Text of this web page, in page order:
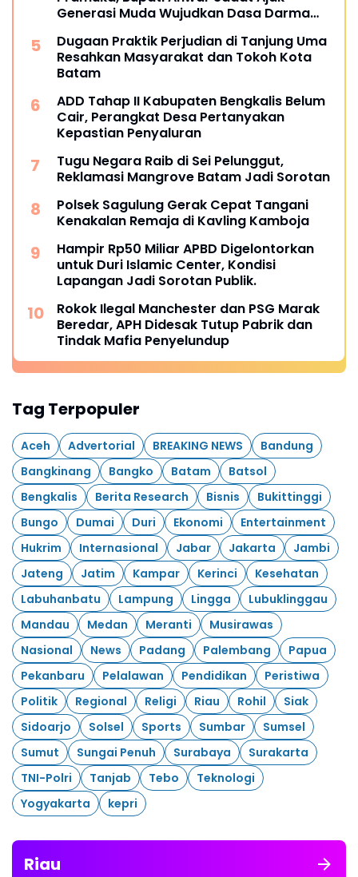
Generasi Muda Wujudkan Dasa Darma
Dugaan Praktik Perjudian di Tanjung Uma
Resahkan Masyarakat dan Tokoh Kota
Batam
ADD Tahap II Kabupaten Bengkalis Belum
Cair, Perangkat Desa Pertanyakan
Kepastian Penyaluran
Tugu Negara Raib di Sei Pelunggut,
Reklamasi Mangrove Batam Jadi Sorotan
Polsek Sagulung Gerak Cepat Tangani
Kenakalan Remaja di Kavling Kamboja
Hampir Rp50 Miliar APBD Digelontorkan
untuk Duri Islamic Center, Kondisi
Lapangan Jadi Sorotan Publik.
Rokok Ilegal Manchester dan PSG Marak
Beredar, APH Didesak Tutup Pabrik dan
Tindak Mafia Penyelundup
Tag Terpopuler
Aceh Advertorial BREAKING NEWS
Bandung
Bangkinang
Bangko Batam
Batsol
Bengkalis
Berita Research Bisnis
Bukittinggi
Bungo
Dumai Duri Ekonomi
Entertainment
Hukrim
Internasional Jabar Jakarta
Jambi
Jateng
Jatim Kampar Kerinci
Kesehatan
Labuhanbatu
Lampung Lingga
Lubuklinggau
Mandau
Medan Meranti
Musirawas
Nasional
News Padang Palembang
Papua
Pekanbaru
Pelalawan Pendidikan
Peristiwa
Politik
Regional Religi Riau Rohil
Siak
Sidoarjo
Solsel Sports Sumbar
Sumsel
Sumut
Sungai Penuh Surabaya
Surakarta
TNI-Polri
Tanjab Tebo
Teknologi
Yogyakarta
kepri
Riau